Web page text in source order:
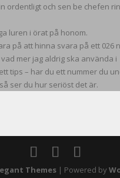
ordentligt och sen be chefen
luren i örat på honom.
på att hinna svara på ett 026
mer jag aldrig ska använda i
tips – har du ett nummer du
ser du hur seriöst det är.
Themes | Powered by